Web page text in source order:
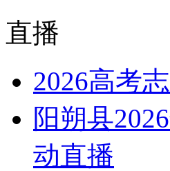
直播
2026高考
阳朔县
动直播